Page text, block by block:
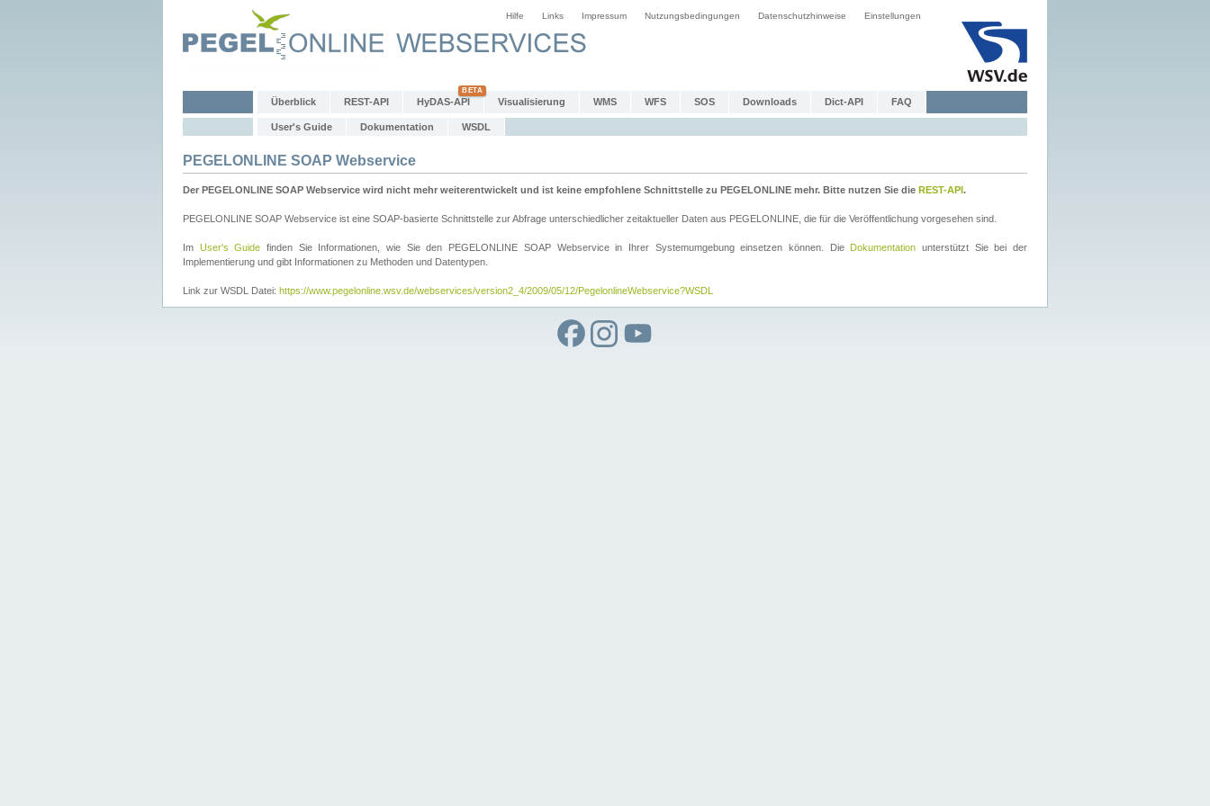
Hilfe Links Impressum Nutzungsbedingungen Datenschutzhinweise Einstellungen
Überblick REST-API HyDAS-API Visualisierung WMS WFS SOS Downloads Dict-API FAQ
User's Guide Dokumentation WSDL
PEGELONLINE SOAP Webservice
Der PEGELONLINE SOAP Webservice wird nicht mehr weiterentwickelt und ist keine empfohlene Schnittstelle zu PEGELONLINE mehr. Bitte nutzen Sie die REST-API.
PEGELONLINE SOAP Webservice ist eine SOAP-basierte Schnittstelle zur Abfrage unterschiedlicher zeitaktueller Daten aus PEGELONLINE, die für die Veröffentlichung vorgesehen sind.
Im User's Guide finden Sie Informationen, wie Sie den PEGELONLINE SOAP Webservice in Ihrer Systemumgebung einsetzen können. Die Dokumentation unterstützt Sie bei der
Implementierung und gibt Informationen zu Methoden und Datentypen.
Link zur WSDL Datei: https://www.pegelonline.wsv.de/webservices/version2_4/2009/05/12/PegelonlineWebservice?WSDL